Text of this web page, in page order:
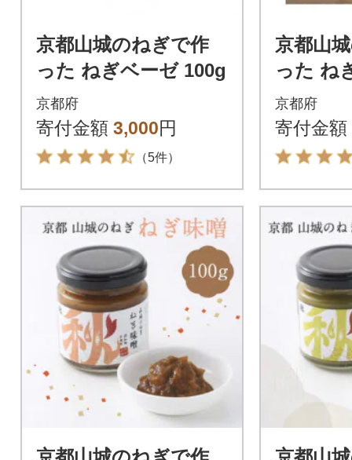
京都山城のねぎで作
った ねぎベーゼ 100g
京都府
寄付金額 3,000円
（5件）
京都山
っ
京都府
寄付金額